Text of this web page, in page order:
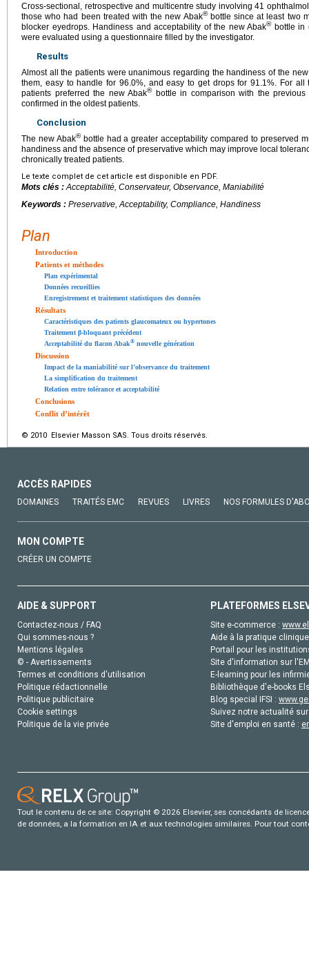
Cross-sectional, retrospective and multicentre study involving 41
those who had been treated with the new Abak®bottle since at least two
blocker eyedrops. Handiness and acceptability of the new Abak®bottle in
were evaluated using a questionnaire filled by the investigator.
Results
Almost all the patients were unanimous regarding the handiness of the new
them, easy to handle for 96.0%, and easy to get drops for 91.1%. For
patients preferred the new Abak®bottle in comparison with the previous
confirmed in the oldest patients.
Conclusion
The new Abak®bottle had a greater acceptability compared to preserved
handiness and the absence of preservative which may improve local
chronically treated patients.
Le texte complet de cet article est disponible en PDF.
Mots clés : Acceptabilité, Conservateur, Observance, Maniabilité
Keywords : Preservative, Acceptability, Compliance, Handiness
Plan
Introduction
Patients et méthodes
Plan expérimental
Données recueillies
Enregistrement et traitement statistiques des données
Résultats
Caractéristiques des patients glaucomateux ou hypertones
Traitement β-bloquant précédent
Acceptabilité du flacon Abak® nouvelle génération
Discussion
Impact de la maniabilité sur l’observance du traitement
La simplification du traitement
Relation entre tolérance et acceptabilité
Conclusions
Conflit d’intérêt
© 2010 Elsevier Masson SAS. Tous droits réservés.
ACCÈS RAPIDES
DOMAINES TRAITÉS EMC REVUES LIVRES NOS FORMULES
MON COMPTE
CRÉER UN COMPTE
AIDE & SUPPORT
Contactez-nous / FAQ
Qui sommes-nous ?
Mentions légales
© - Avertissements
Termes et conditions d'utilisation
Politique rédactionnelle
Politique publicitaire
Cookie settings
Politique de la vie privée
PLATEFORMES
Site e-commerce :
Aide à la pratique
Portail pour les
Site d'information sur
E-learning pour les
Bibliothèque d'e-books
Blog special IFSI :
Suivez notre actualité
Site d'emploi en santé :
Tout le contenu de ce site: Copyright © 2026 Elsevier, ses concédants de
de données, a la formation en IA et aux technologies similaires. Pour tout